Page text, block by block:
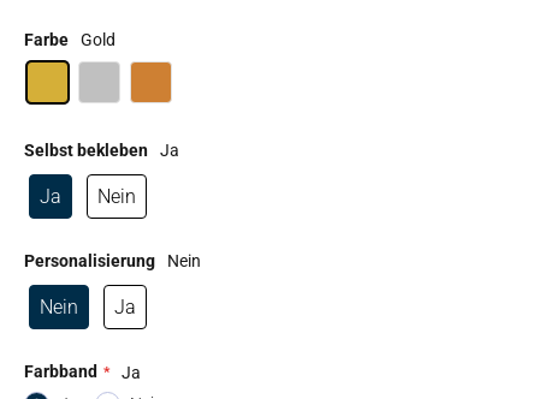
Farbe Gold
Selbst bekleben Ja
Ja Nein
Personalisierung Nein
Nein Ja
Farbband
Ja